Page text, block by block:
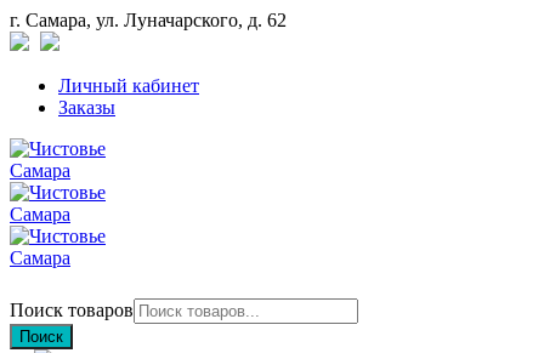
г. Самара, ул. Луначарского, д. 62
Личный кабинет
Заказы
Поиск товаров
Поиск